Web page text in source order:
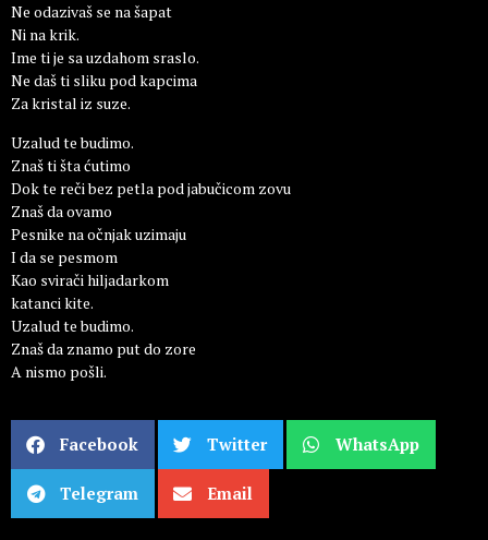
Ne odazivaš se na šapat
Ni na krik.
Ime ti je sa uzdahom sraslo.
Ne daš ti sliku pod kapcima
Za kristal iz suze.
Uzalud te budimo.
Znaš ti šta ćutimo
Dok te reči bez petla pod jabučicom zovu
Znaš da ovamo
Pesnike na očnjak uzimaju
I da se pesmom
Kao svirači hiljadarkom
katanci kite.
Uzalud te budimo.
Znaš da znamo put do zore
A nismo pošli.
Facebook Twitter WhatsApp
Telegram Email